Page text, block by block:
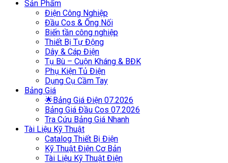
Sản Phẩm
Điện Công Nghiệp
Đầu Cos & Ống Nối
Biến tần công nghiệp
Thiết Bị Tự Động
Dây & Cáp Điện
Tụ Bù – Cuộn Kháng & BĐK
Phụ Kiện Tủ Điện
Dụng Cụ Cầm Tay
Bảng Giá
🌟Bảng Giá Điện 07.2026
Bảng Giá Đầu Cos 07.2026
Tra Cứu Bảng Giá Nhanh
Tài Liệu Kỹ Thuật
Catalog Thiết Bị Điện
Kỹ Thuật Điện Cơ Bản
Tài Liệu Kỹ Thuật Điện